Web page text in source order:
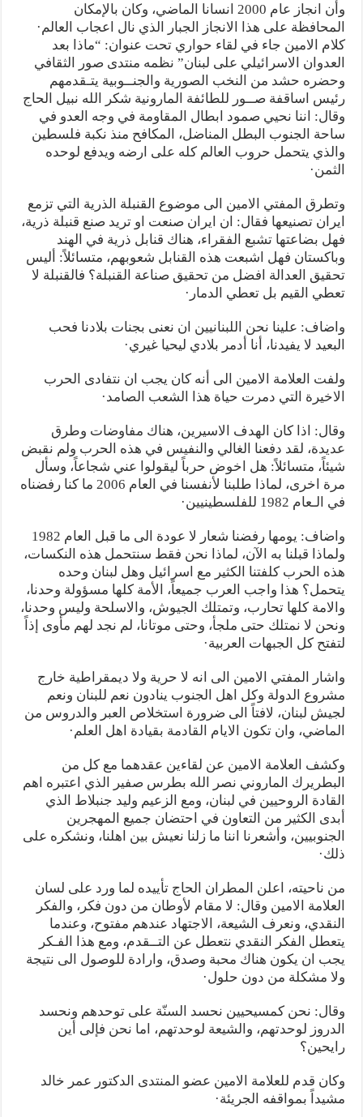
وأن انجاز عام 2000 انسانا الماضي، وكان بالإمكان
المحافظة على هذا الانجاز الجبار الذي نال اعجاب العالم·
كلام الامين جاء في لقاء حواري تحت عنوان: “ماذا بعد
العدوان الاسرائيلي على لبنان” نظمه منتدى صور الثقافي
وحضره حشد من النخب الصورية والجنــوبية يتـقدمهم
رئيس اساقفة صــور للطائفة المارونية شكر الله نبيل الحاج
وقال: اننا نحيي صمود ابطال المقاومة في وجه العدو في
ساحة الجنوب البطل المناضل، المكافح منذ نكبة فلسطين
والذي يتحمل حروب العالم كله على ارضه ويدفع لوحده
الثمن·
وتطرق المفتي الامين الى موضوع القنبلة الذرية التي تزمع
ايران تصنيعها فقال: ان ايران صنعت او تريد صنع قنبلة ذرية،
فهل بضاعتها تشبع الفقراء، هناك قنابل ذرية في الهند
وباكستان فهل اشبعت هذه القنابل شعوبهم، متسائلاً: أليس
تحقيق العدالة افضل من تحقيق صناعة القنبلة؟ فالقنبلة لا
تعطي القيم بل تعطي الدمار·
واضاف: علينا نحن اللبنانيين ان نعنى بجنات بلادنا فحب
البعيد لا يفيدنا، أنا أدمر بلادي ليحيا غيري·
ولفت العلامة الامين الى أنه كان يجب ان نتفادى الحرب
الاخيرة التي دمرت حياة هذا الشعب الصامد·
وقال: اذا كان الهدف الاسيرين، هناك مفاوضات وطرق
عديدة، لقد دفعنا الغالي والنفيس في هذه الحرب ولم نقبض
شيئاً، متسائلاً: هل اخوض حرباً ليقولوا عني شجاعاً، وسأل
مرة اخرى، لماذا طلبنا لأنفسنا في العام 2006 ما كنا رفضناه
في الـعام 1982 للفلسطينيين·
واضاف: يومها رفضنا شعار لا عودة الى ما قبل العام 1982
ولماذا قبلنا به الآن، لماذا نحن فقط سنتحمل هذه النكسات،
هذه الحرب كلفتنا الكثير مع اسرائيل وهل لبنان وحده
يتحمل؟ هذا واجب العرب جميعاً، الأمة كلها مسؤولة وحدنا،
والامة كلها تحارب، وتمتلك الجيوش، والاسلحة وليس وحدنا،
ونحن لا نمتلك حتى ملجأ، وحتى موتانا، لم نجد لهم مأوى إذاً
لتفتح كل الجبهات العربية·
واشار المفتي الامين الى انه لا حرية ولا ديمقراطية خارج
مشروع الدولة وكل اهل الجنوب ينادون نعم للبنان ونعم
لجيش لبنان، لافتاً الى ضرورة استخلاص العبر والدروس من
الماضي، وان تكون الايام القادمة بقيادة اهل العلم·
وكشف العلامة الامين عن لقاءين عقدهما مع كل من
البطريرك الماروني نصر الله بطرس صفير الذي اعتبره اهم
القادة الروحيين في لبنان، ومع الزعيم وليد جنبلاط الذي
أبدى الكثير من التعاون في احتضان جميع المهجرين
الجنوبيين، وأشعرنا اننا ما زلنا نعيش بين اهلنا، ونشكره على
ذلك·
من ناحيته، اعلن المطران الحاج تأييده لما ورد على لسان
العلامة الامين وقال: لا مقام لأوطان من دون فكر، والفكر
النقدي، ونعرف الشيعة، الاجتهاد عندهم مفتوح، وعندما
يتعطل الفكر النقدي نتعطل عن التــقدم، ومع هذا الفـكر
يجب ان يكون هناك محبة وصدق، وارادة للوصول الى نتيجة
ولا مشكلة من دون حلول·
وقال: نحن كمسيحيين نحسد السنّة على توحدهم ونحسد
الدروز لوحدتهم، والشيعة لوحدتهم، اما نحن فإلى أين
رايحين؟
وكان قدم للعلامة الامين عضو المنتدى الدكتور عمر خالد
مشيداً بمواقفه الجريئة·